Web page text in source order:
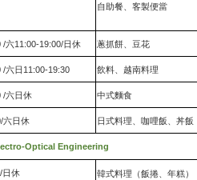
自助餐、客製便當
/六11:00-19:00/日休 蔥抓餅、豆花
/六日11:00-19:30 飲料、越南料理
/六日休 中式麵食
六日休 日式料理、咖哩飯、丼飯
Optical Engineering
日休 韓式料理（飯捲、年糕）